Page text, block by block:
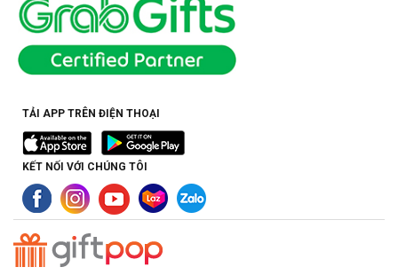
TẢI APP TRÊN ĐIỆN THOẠI
KẾT NỐI VỚI CHÚNG TÔI